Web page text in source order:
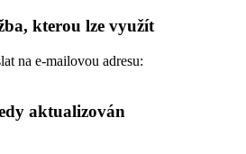
kterou lze využít
na e-mailovou adresu:
aktualizován